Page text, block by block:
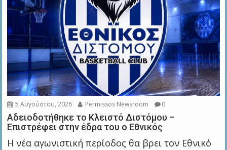
5 Αυγούστου, 2026 Permissos Newsroom 0
Αδειοδοτήθηκε το Κλειστό Διστόμου –
Επιστρέφει στην έδρα του ο Εθνικός
Η νέα αγωνιστική περίοδος θα βρει τον Εθνικό